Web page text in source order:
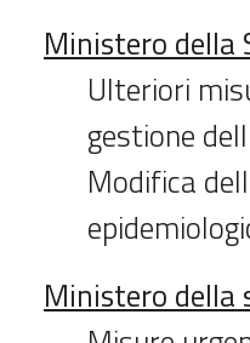
Ministero della
Ulteriori
gestione
Modifica
Ministero della